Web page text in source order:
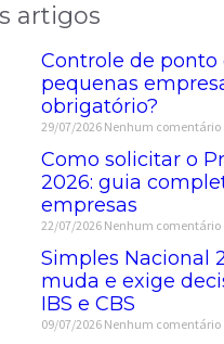
artigos
Controle de ponto
pequenas
obrigatório?
29/07/2026 Nenhum comentário
Como solicitar o
2026: guia
empresas
22/07/2026 Nenhum comentário
Simples Nacional
muda e exige
IBS e CBS
09/07/2026 Nenhum comentário